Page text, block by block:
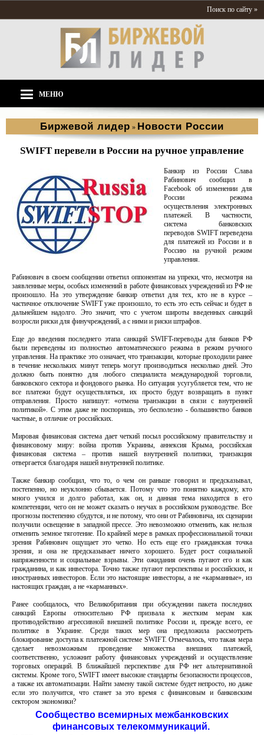
Поиск по сайту »
МЕНЮ
Биржевой лидер » Новости России
SWIFT перевели в России на ручное управление
Банкир из России Слава
Рабинович сообщил в
Facebook об изменении для
России режима
осуществления электронных
платежей. В частности,
система банковских
переводов SWIFT переведена
для платежей из России и в
Россию на ручной режим
управления.
Рабинович в своем сообщении ответил оппонентам на упреки, что, несмотря на
заявленные меры, особых изменений в работе финансовых учреждений из РФ не
произошло. На это утверждение банкир ответил для тех, кто не в курсе –
частичное отключение SWIFT уже произошло, то есть это есть сейчас и будет в
дальнейшем надолго. Это значит, что с учетом широты введенных санкций
возросли риски для финучреждений, а с ними и риски штрафов.
Еще до введения последнего этапа санкций SWIFT-переводы для банков РФ
были переведены из полностью автоматического режима в режим ручного
управления. На практике это означает, что транзакции, которые проходили ранее
в течение нескольких минут теперь могут производиться несколько дней. Это
должно быть понятно для любого специалиста международной торговли,
банковского сектора и фондового рынка. Но ситуация усугубляется тем, что не
все платежи будут осуществляться, их просто будут возвращать в пункт
отправления. Просто напишут: «отмена транзакции в связи с внутренней
политикой». С этим даже не поспоришь, это бесполезно - большинство банков
частные, в отличие от российских.
Мировая финансовая система дает четкий посыл российскому правительству и
финансовому миру: война против Украины, аннексия Крыма, российская
финансовая система – против нашей внутренней политики, транзакция
отвергается благодаря нашей внутренней политике.
Также банкир сообщил, что то, о чем он раньше говорил и предсказывал,
постепенно, но неуклонно сбывается. Потому что это понятно каждому, кто
много учился и долго работал, как он, и данная тема находится в его
компетенции, чего он не может сказать о неучах в российском руководстве. Все
прогнозы постепенно сбудутся, и не потому, что они от Рабиновича, их сценарии
получили освещение в западной прессе. Это невозможно отменить, как нельзя
отменить земное тяготение. По крайней мере в рамках профессиональной точки
зрения Рабинович ощущает это четко. Но есть еще его гражданская точка
зрения, и она не предсказывает ничего хорошего. Будет рост социальной
напряженности и социальные взрывы. Эти ожидания очень пугают его и как
гражданина, и как инвестора. Точно также пугают перспективы и российских, и
иностранных инвесторов. Если это настоящие инвесторы, а не «карманные», из
настоящих граждан, а не «карманных».
Ранее сообщалось, что Великобритания при обсуждении пакета последних
санкций Европы относительно РФ призвала к жестким мерам как
противодействию агрессивной внешней политике России и, прежде всего, ее
политике в Украине. Среди таких мер она предложила рассмотреть
блокирование доступа к платежной системе SWIFT. Отмечалось, что такая мера
сделает невозможным проведение множества внешних платежей,
соответственно, усложнит работу финансовых учреждений и осуществление
торговых операций. В ближайшей перспективе для РФ нет альтернативной
системы. Кроме того, SWIFT имеет высокие стандарты безопасности процессов,
а также их автоматизации. Найти замену такой системе будет непросто, но даже
если это получится, что станет за это время с финансовым и банковским
сектором экономики?
Сообщество всемирных межбанковских
финансовых телекоммуникаций.